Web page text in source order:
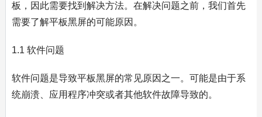
板，因此需要找到解决方法。在解决问题之前，我们首先
需要了解平板黑屏的可能原因。
1.1 软件问题
软件问题是导致平板黑屏的常见原因之一。可能是由于系
统崩溃、应用程序冲突或者其他软件故障导致的。